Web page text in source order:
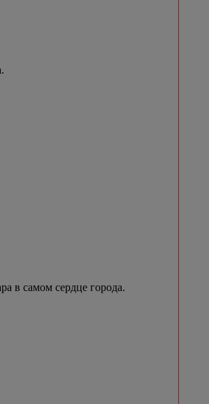
в самом сердце города.